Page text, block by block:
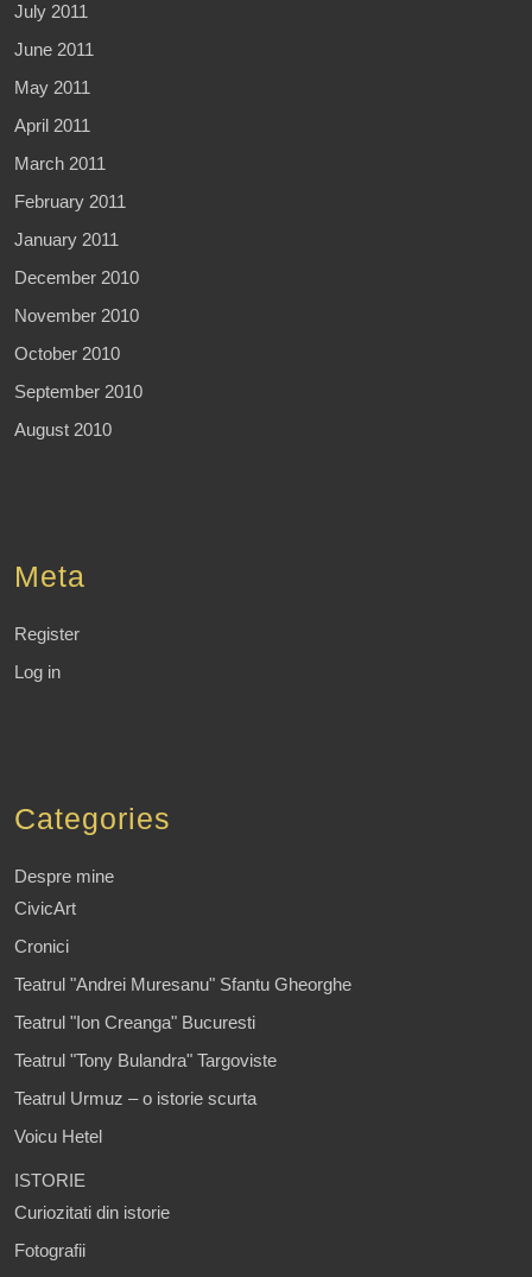
July 2011
June 2011
May 2011
April 2011
March 2011
February 2011
January 2011
December 2010
November 2010
October 2010
September 2010
August 2010
Meta
Register
Log in
Categories
Despre mine
CivicArt
Cronici
Teatrul "Andrei Muresanu" Sfantu Gheorghe
Teatrul "Ion Creanga" Bucuresti
Teatrul "Tony Bulandra" Targoviste
Teatrul Urmuz – o istorie scurta
Voicu Hetel
ISTORIE
Curiozitati din istorie
Fotografii